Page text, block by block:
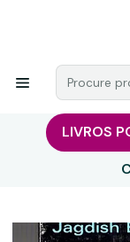
LIVROS